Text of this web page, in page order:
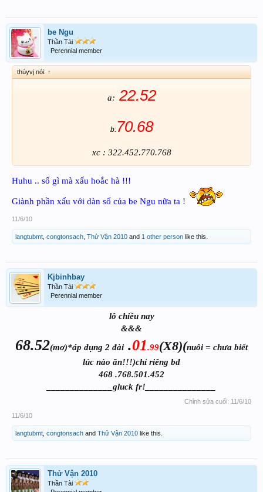
be Ngu
Thần Tài
Perennial member
thúyvj nói: ↑
a: 22.52
b:70.68
xc : 322.452.770.768
Huhu .. số gì mà xấu hoắc hà !!!
Giành phần xấu với dàn số của be Ngu nữa ta !
11/6/10
langtubmt congtonsach Thử Vận 2010 and 1 other person like this.
Kjbinhbay
Thần Tài
Perennial member
lô chiều nay
&&&
68.52(mơ)*áp dụng 2 đài .01.99(X8)(nuôi = chưa biết
lúc nào ăn!!!)chỉ riêng bd
468 .768.501.452
______________gluck fr!_______________
Chỉnh sửa cuối: 11/6/10
11/6/10
langtubmt congtonsach and Thử Vận 2010 like this.
Thử Vận 2010
Thần Tài